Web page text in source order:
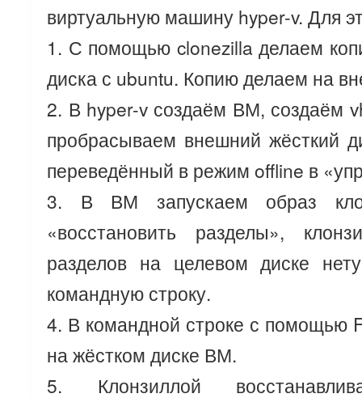
виртуальную машину hyper-v. Для
1. С помощью clonezilla делаем
диска с ubuntu. Копию делаем на
2. В hyper-v создаём ВМ, создаём
пробрасываем внешний жёсткий
переведённый в режим offline в
3. В ВМ запускаем образ
«восстановить разделы»,
разделов на целевом диске
командную строку.
4. В командной строке с помощью
на жёстком диске ВМ.
5. Клонзиллой